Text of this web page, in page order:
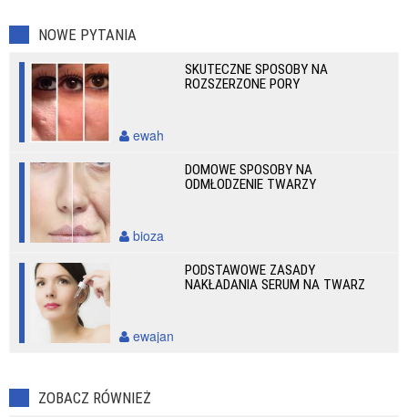
NOWE PYTANIA
SKUTECZNE SPOSOBY NA
ROZSZERZONE PORY
ewah
DOMOWE SPOSOBY NA
ODMŁODZENIE TWARZY
bioza
PODSTAWOWE ZASADY
NAKŁADANIA SERUM NA TWARZ
ewajan
ZOBACZ RÓWNIEŻ